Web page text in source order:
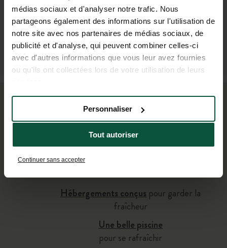
médias sociaux et d'analyser notre trafic. Nous
partageons également des informations sur l'utilisation de
notre site avec nos partenaires de médias sociaux, de
publicité et d'analyse, qui peuvent combiner celles-ci
avec d'autres informations que vous leur avez fournies
ou qu'ils ont collectées lors de votre utilisation de leurs
Tout autoriser
Personnaliser
Continuer sans accepter
Échappez à la chaleur de la ville, profitez de
la fraîcheur de la nature !
Hébergements conçus pour garder la
fraîcheur
Une belle piscine
pour se rafraîchir